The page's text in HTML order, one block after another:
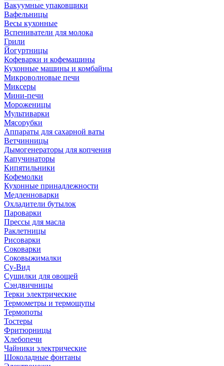
Вакуумные упаковщики
Вафельницы
Весы кухонные
Вспениватели для молока
Грили
Йогуртницы
Кофеварки и кофемашины
Кухонные машины и комбайны
Микроволновые печи
Миксеры
Мини-печи
Мороженицы
Мультиварки
Мясорубки
Аппараты для сахарной ваты
Ветчинницы
Дымогенераторы для копчения
Капучинаторы
Кипятильники
Кофемолки
Кухонные принадлежности
Медленноварки
Охладители бутылок
Пароварки
Прессы для масла
Раклетницы
Рисоварки
Соковарки
Соковыжималки
Су-Вид
Сушилки для овощей
Сэндвичницы
Терки электрические
Термометры и термощупы
Термопоты
Тостеры
Фритюрницы
Хлебопечи
Чайники электрические
Шоколадные фонтаны